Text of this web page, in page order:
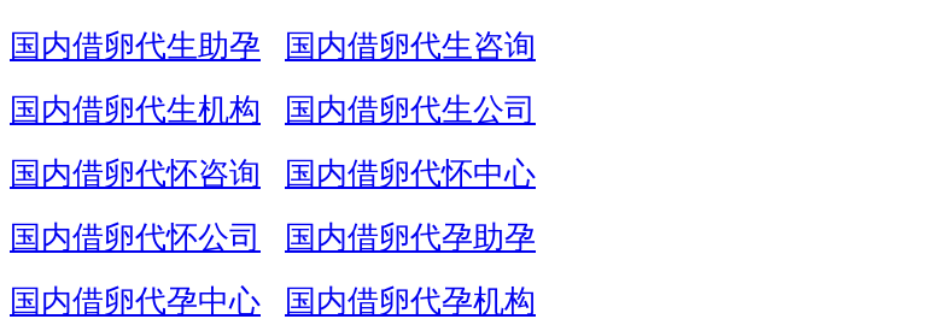
国内借卵代生助孕
国内借卵代生咨询
国内借卵代生机构
国内借卵代生公司
国内借卵代怀咨询
国内借卵代怀中心
国内借卵代怀公司
国内借卵代孕助孕
国内借卵代孕中心
国内借卵代孕机构